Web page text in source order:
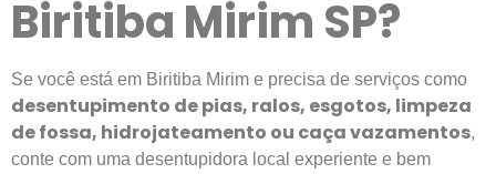
Biritiba Mirim SP?
Se você está em Biritiba Mirim e precisa de serviços como
desentupimento de pias, ralos, esgotos, limpeza
de fossa, hidrojateamento ou caça vazamentos,
conte com uma desentupidora local experiente e bem